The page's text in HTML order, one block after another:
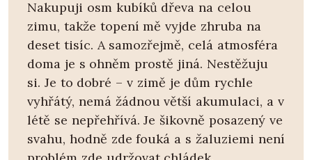
Nakupuji osm kubíků dřeva na celou
zimu, takže topení mě vyjde zhruba na
deset tisíc. A samozřejmě, celá atmosféra
doma je s ohněm prostě jiná. Nestěžuju
si. Je to dobré – v zimě je dům rychle
vyhřátý, nemá žádnou větší akumulaci, a v
létě se nepřehřívá. Je šikovně posazený ve
svahu, hodně zde fouká a s žaluziemi není